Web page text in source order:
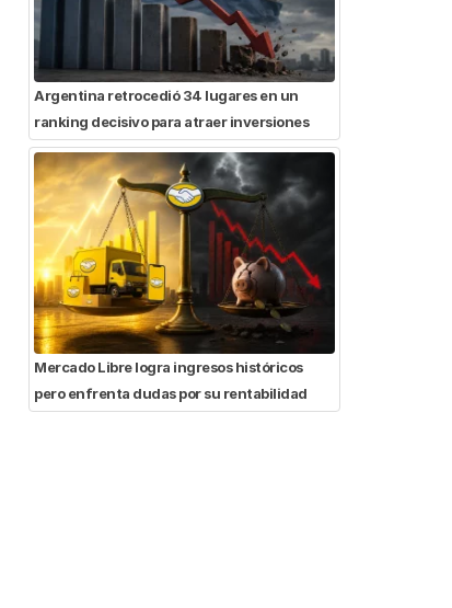
Argentina retrocedió 34 lugares en un
ranking decisivo para atraer inversiones
Mercado Libre logra ingresos históricos
pero enfrenta dudas por su rentabilidad